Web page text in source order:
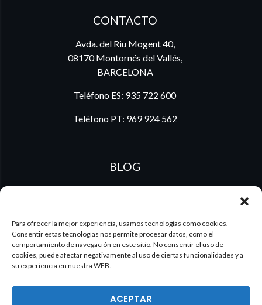
Para ofrecer la mejor experiencia, usamos tecnologías como cookies.
Consentir estas tecnologías nos permite procesar datos, como el
comportamiento de navegación en este sitio. No consentir el uso de
cookies, puede afectar negativamente al uso de ciertas funcionalidades y a
su experiencia en nuestra WEB.
ACEPTAR
CONTACTO
Avda. del Riu Mogent 40,
08170 Montornés del Vallés,
BARCELONA
Teléfono ES: 935 722 600
Teléfono PT: 969 924 562
BLOG